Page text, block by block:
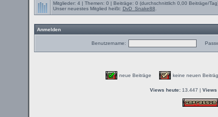
Mitglieder: 4 | Themen: 0 | Beiträge: 0 (durchschnittlich 0,00 Beiträge/
Unser neuestes Mitglied heißt: DvD_Snake88
Anmelden
Benutzername:
neue Beiträge keine neuen
Views heute:13.447 | Views